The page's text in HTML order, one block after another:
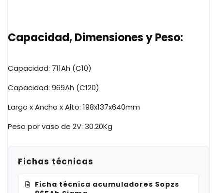
Capacidad, Dimensiones y Peso:
Capacidad: 711Ah (C10)
Capacidad: 969Ah (C120)
Largo x Ancho x Alto: 198x137x640mm
Peso por vaso de 2V: 30.20Kg
Fichas técnicas
Ficha técnica acumuladores Sopzs